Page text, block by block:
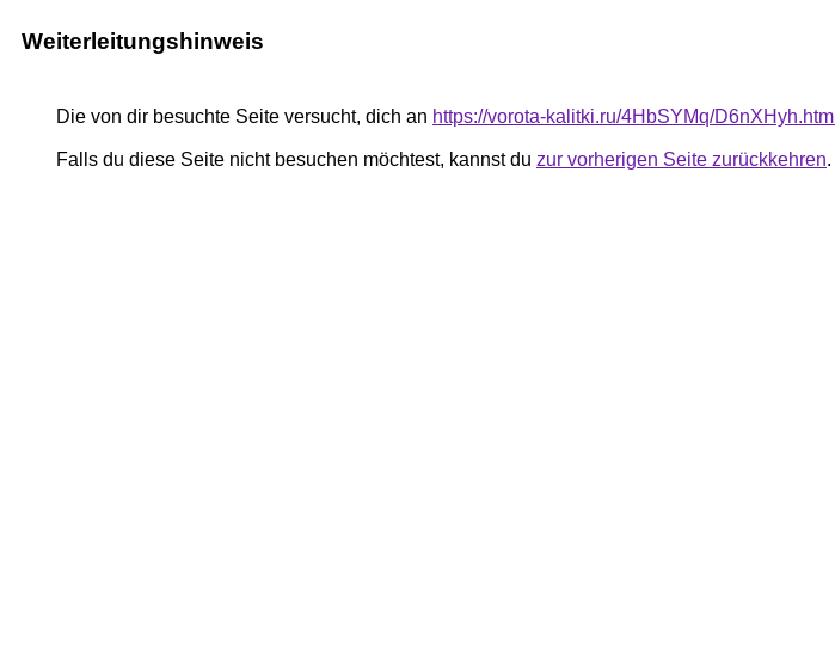
Weiterleitungshinweis
Die von dir besuchte Seite versucht, dich an https://vorota-kalitki.ru/4HbSYMq/D6nXHyh.html
Falls du diese Seite nicht besuchen möchtest, kannst du zur vorherigen Seite zurückkehren.